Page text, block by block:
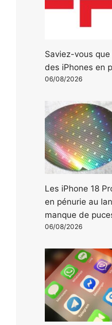
Saviez-vous
des iPhones en
06/08/2026
Les iPhone 18
en pénurie au
manque de
06/08/2026